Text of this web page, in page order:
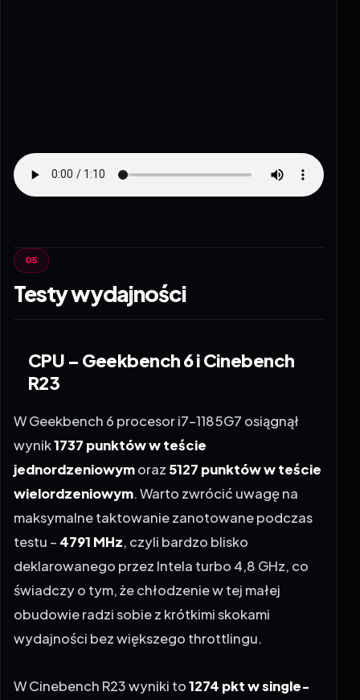
Testy wydajności
CPU – Geekbench 6 i Cinebench
R23
W Geekbench 6 procesor i7-1185G7 osiągnął
wynik1737 punktów w teście
jednordzeniowymoraz 5127 punktów w teście
wielordzeniowym. Warto zwrócić uwagę na
maksymalne taktowanie zanotowane podczas
testu – 4791 MHz, czyli bardzo blisko
deklarowanego przez Intela turbo 4,8 GHz, co
świadczy o tym, że chłodzenie w tej małej
obudowie radzi sobie z krótkimi skokami
wydajności bez większego throttlingu.
W Cinebench R23 wyniki to1274 pkt w single-